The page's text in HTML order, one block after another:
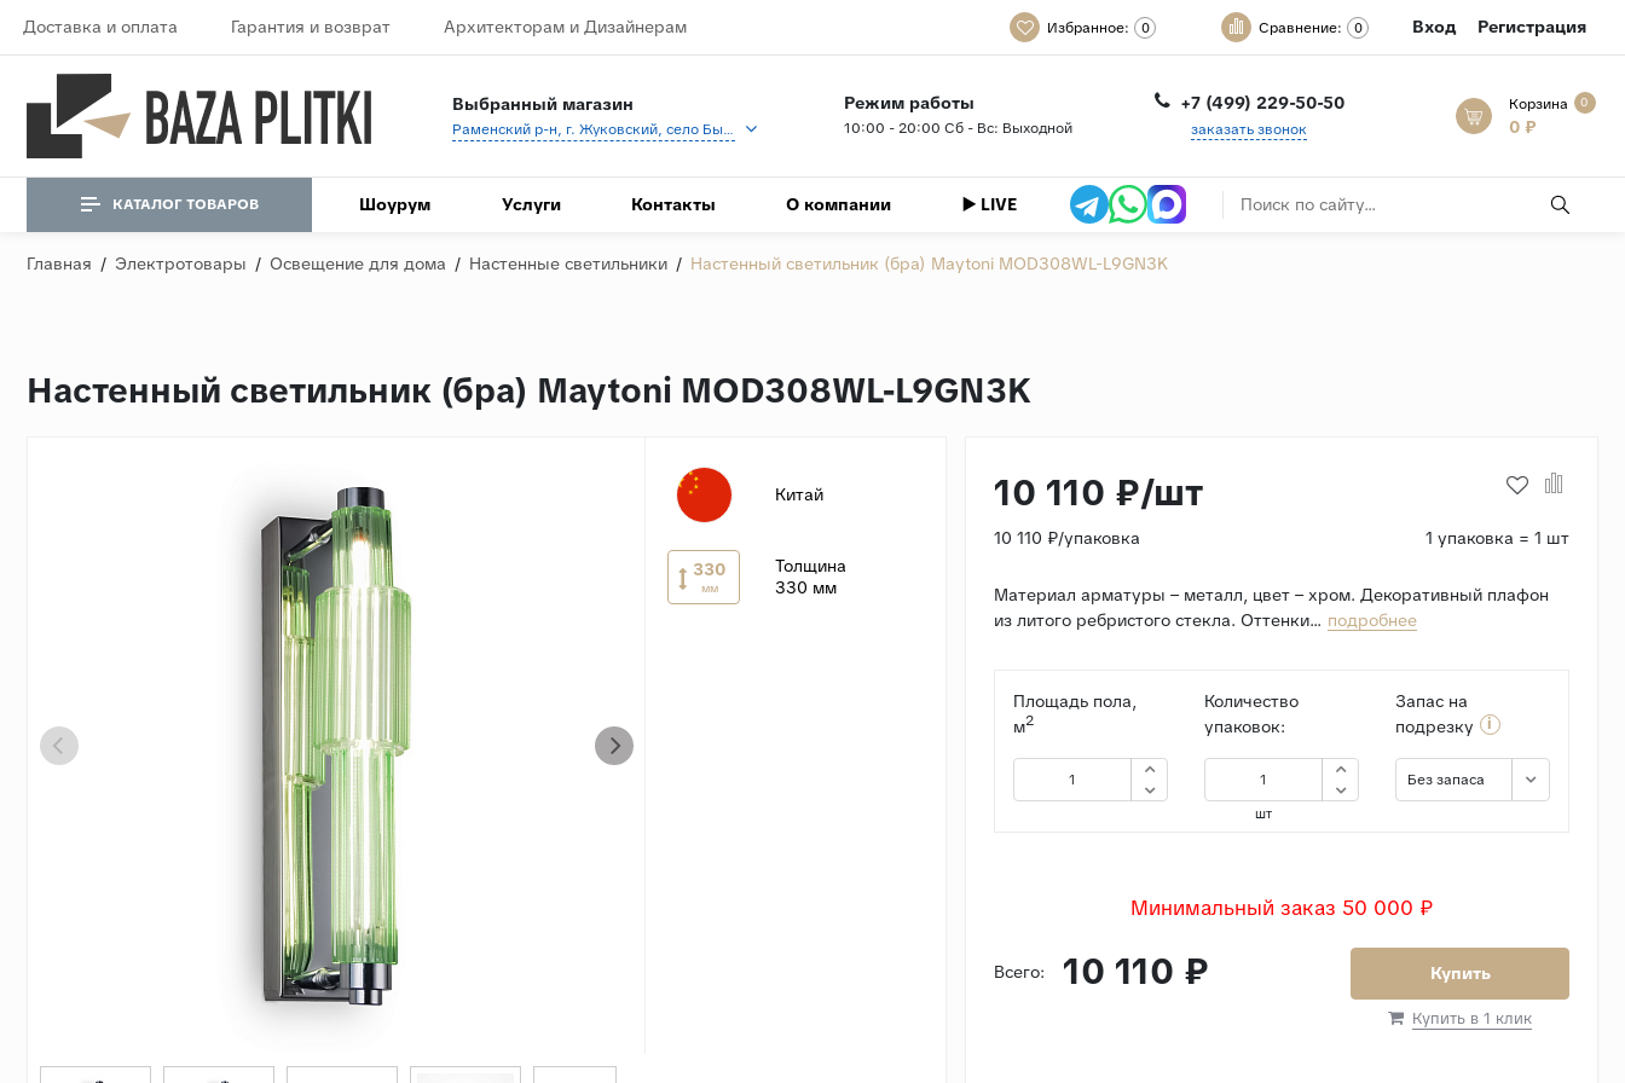
Доставка и оплата Гарантия и возврат Архитекторам и Дизайнерам Избранное: 0 Сравнение: 0 Вход Регистрация
Выбранный магазин
Раменский р-н, г. Жуковский, село Быково, кп Спартак, Береговая ул., 1
Режим работы
10:00 - 20:00 Сб - Вс: Выходной
+7 (499) 229-50-50
заказать звонок
Корзина 0
0 ₽
КАТАЛОГ ТОВАРОВ Шоурум Услуги Контакты О компании ▶️ LIVE
Главная / Электротовары / Освещение для дома / Настенные светильники / Настенный светильник (бра) Maytoni MOD308WL-L9GN3K
Настенный светильник (бра) Maytoni MOD308WL-L9GN3K
Китай
330
мм
Толщина
330 мм
10 110 ₽/шт
10 110 ₽/упаковка 1 упаковка = 1 шт
Материал арматуры – металл, цвет – хром. Декоративный плафон
из литого ребристого стекла. Оттенки... подробнее
Площадь пола,
м2
Количество
упаковок:
шт
Запас на
подрезку
i
Без запаса
Минимальный заказ 50 000 ₽
Всего: 10 110 ₽ Купить
Купить в 1 клик